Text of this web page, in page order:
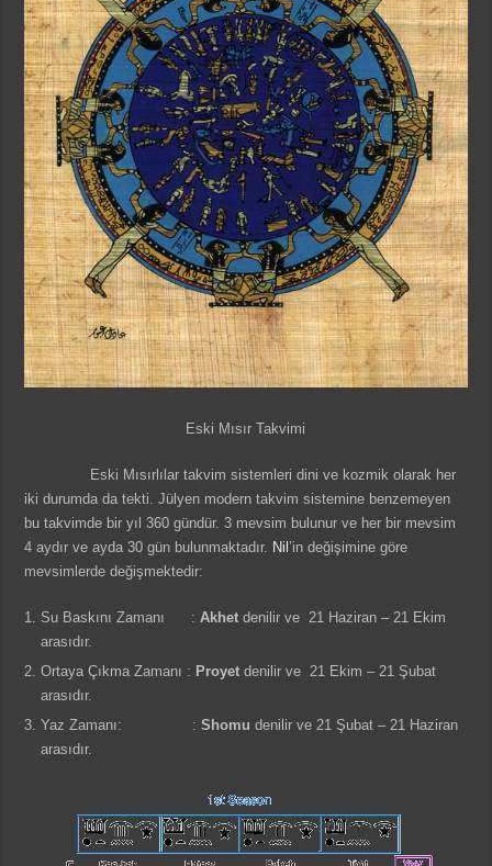
Eski Mısır Takvimi
Eski Mısırlılar takvim sistemleri dini ve kozmik olarak her
iki durumda da tekti. Jülyen modern takvim sistemine benzemeyen
bu takvimde bir yıl 360 gündür. 3 mevsim bulunur ve her bir mevsim
4 aydır ve ayda 30 gün bulunmaktadır. Nil ’in değişimine göre
mevsimlerde değişmektedir:
Su Baskını Zamanı :Akhet denilir ve 21 Haziran – 21 Ekim
arasıdır.
Ortaya Çıkma Zamanı : Proyet denilir ve 21 Ekim – 21 Şubat
arasıdır.
Yaz Zamanı: :Shomu denilir ve 21 Şubat – 21 Haziran
arasıdır.